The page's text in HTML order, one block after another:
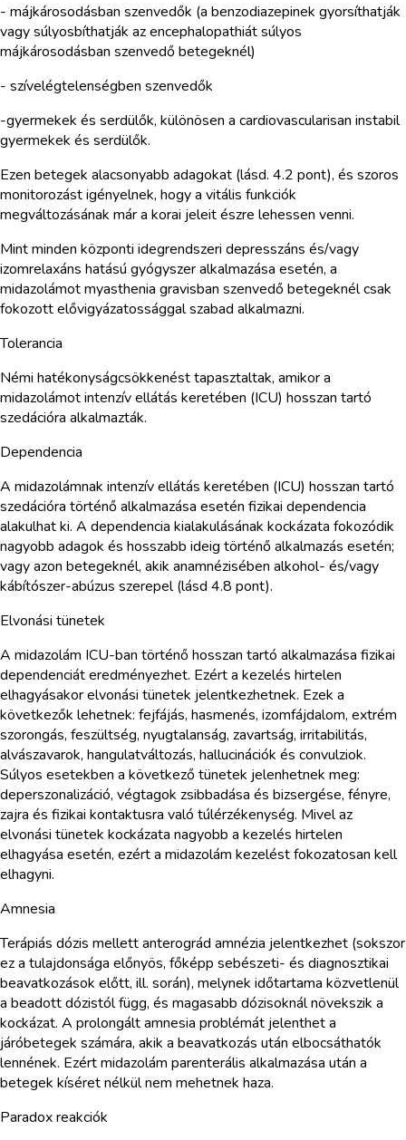
- májkárosodásban szenvedők (a benzodiazepinek gyorsíthatják
vagy súlyosbíthatják az encephalopathiát súlyos
májkárosodásban szenvedő betegeknél)
- szívelégtelenségben szenvedők
-gyermekek és serdülők, különösen a cardiovascularisan instabil
gyermekek és serdülők.
Ezen betegek alacsonyabb adagokat (lásd. 4.2 pont), és szoros
monitorozást igényelnek, hogy a vitális funkciók
megváltozásának már a korai jeleit észre lehessen venni.
Mint minden központi idegrendszeri depresszáns és/vagy
izomrelaxáns hatású gyógyszer alkalmazása esetén, a
midazolámot myasthenia gravisban szenvedő betegeknél csak
fokozott elővigyázatossággal szabad alkalmazni.
Tolerancia
Némi hatékonyságcsökkenést tapasztaltak, amikor a
midazolámot intenzív ellátás keretében (ICU) hosszan tartó
szedációra alkalmazták.
Dependencia
A midazolámnak intenzív ellátás keretében (ICU) hosszan tartó
szedációra történő alkalmazása esetén fizikai dependencia
alakulhat ki. A dependencia kialakulásának kockázata fokozódik
nagyobb adagok és hosszabb ideig történő alkalmazás esetén;
vagy azon betegeknél, akik anamnézisében alkohol- és/vagy
kábítószer-abúzus szerepel (lásd 4.8 pont).
Elvonási tünetek
A midazolám ICU-ban történő hosszan tartó alkalmazása fizikai
dependenciát eredményezhet. Ezért a kezelés hirtelen
elhagyásakor elvonási tünetek jelentkezhetnek. Ezek a
következők lehetnek: fejfájás, hasmenés, izomfájdalom, extrém
szorongás, feszültség, nyugtalanság, zavartság, irritabilitás,
alvászavarok, hangulatváltozás, hallucinációk és convulziok.
Súlyos esetekben a következő tünetek jelenhetnek meg:
deperszonalizáció, végtagok zsibbadása és bizsergése, fényre,
zajra és fizikai kontaktusra való túlérzékenység. Mivel az
elvonási tünetek kockázata nagyobb a kezelés hirtelen
elhagyása esetén, ezért a midazolám kezelést fokozatosan kell
elhagyni.
Amnesia
Terápiás dózis mellett anterográd amnézia jelentkezhet (sokszor
ez a tulajdonsága előnyös, főképp sebészeti- és diagnosztikai
beavatkozások előtt, ill. során), melynek időtartama közvetlenül
a beadott dózistól függ, és magasabb dózisoknál növekszik a
kockázat. A prolongált amnesia problémát jelenthet a
járóbetegek számára, akik a beavatkozás után elbocsáthatók
lennének. Ezért midazolám parenterális alkalmazása után a
betegek kíséret nélkül nem mehetnek haza.
Paradox reakciók